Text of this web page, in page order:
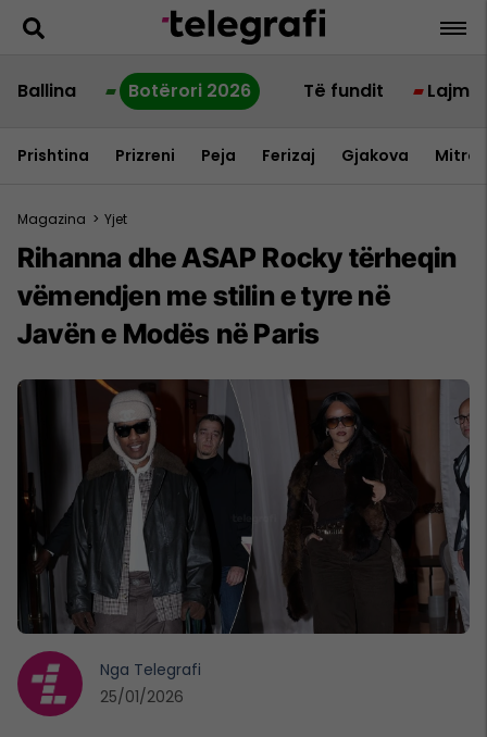
Ballina Botërori 2026 Të fundit Lajme
Prishtina Prizreni Peja Ferizaj Gjakova
Magazina > Yjet
Rihanna dhe ASAP Rocky tërheqin
vëmendjen me stilin e tyre në
Javën e Modës në Paris
Nga Telegrafi
25/01/2026